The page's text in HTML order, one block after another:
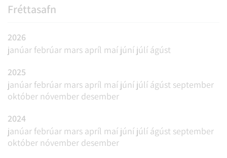
Fréttasafn
2026
janúar febrúar mars apríl maí júní júlí ágúst
2025
janúar febrúar mars apríl maí júní júlí ágúst september
október nóvember desember
2024
janúar febrúar mars apríl maí júní júlí ágúst september
október nóvember desember